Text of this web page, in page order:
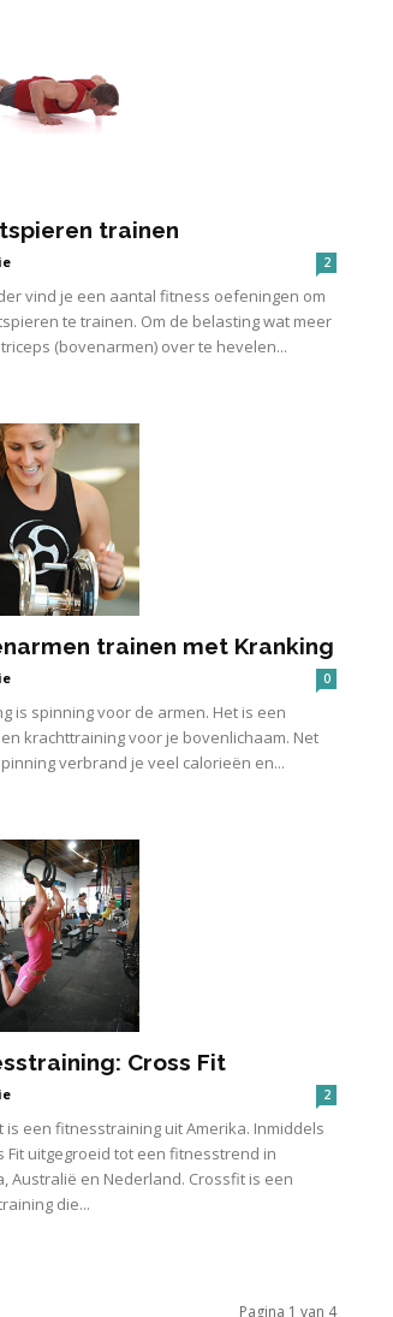
trainen
2
vind je een aantal fitness oefeningen om
te trainen. Om de belasting wat meer
(bovenarmen) over te hevelen...
trainen met Kranking
0
is spinning voor de armen. Het is een
krachttraining voor je bovenlichaam. Net
verbrand je veel calorieën en...
Cross Fit
2
is een fitnesstraining uit Amerika. Inmiddels
Fit uitgegroeid tot een fitnesstrend in
Australië en Nederland. Crossfit is een
die...
Pagina 1 van 4